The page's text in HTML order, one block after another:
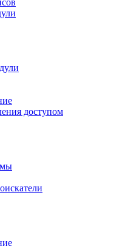
доступом